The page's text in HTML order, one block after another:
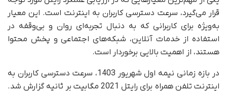
قرار می‌گیرد، سرعت دسترسی کاربران به اینترنت است. این معیار
به‌ویژه برای کاربرانی که به دنبال تجربه‌ای روان و بی‌وقفه در
استفاده از خدمات آنلاین، شبکه‌های اجتماعی و پخش محتوا
هستند، از اهمیت بالایی برخوردار است.
در بازه زمانی نیمه اول شهریور 1403، سرعت دسترسی کاربران به
اینترنت تلفن همراه برای رایتل 2021 مگابیت بر ثانیه گزارش شد.